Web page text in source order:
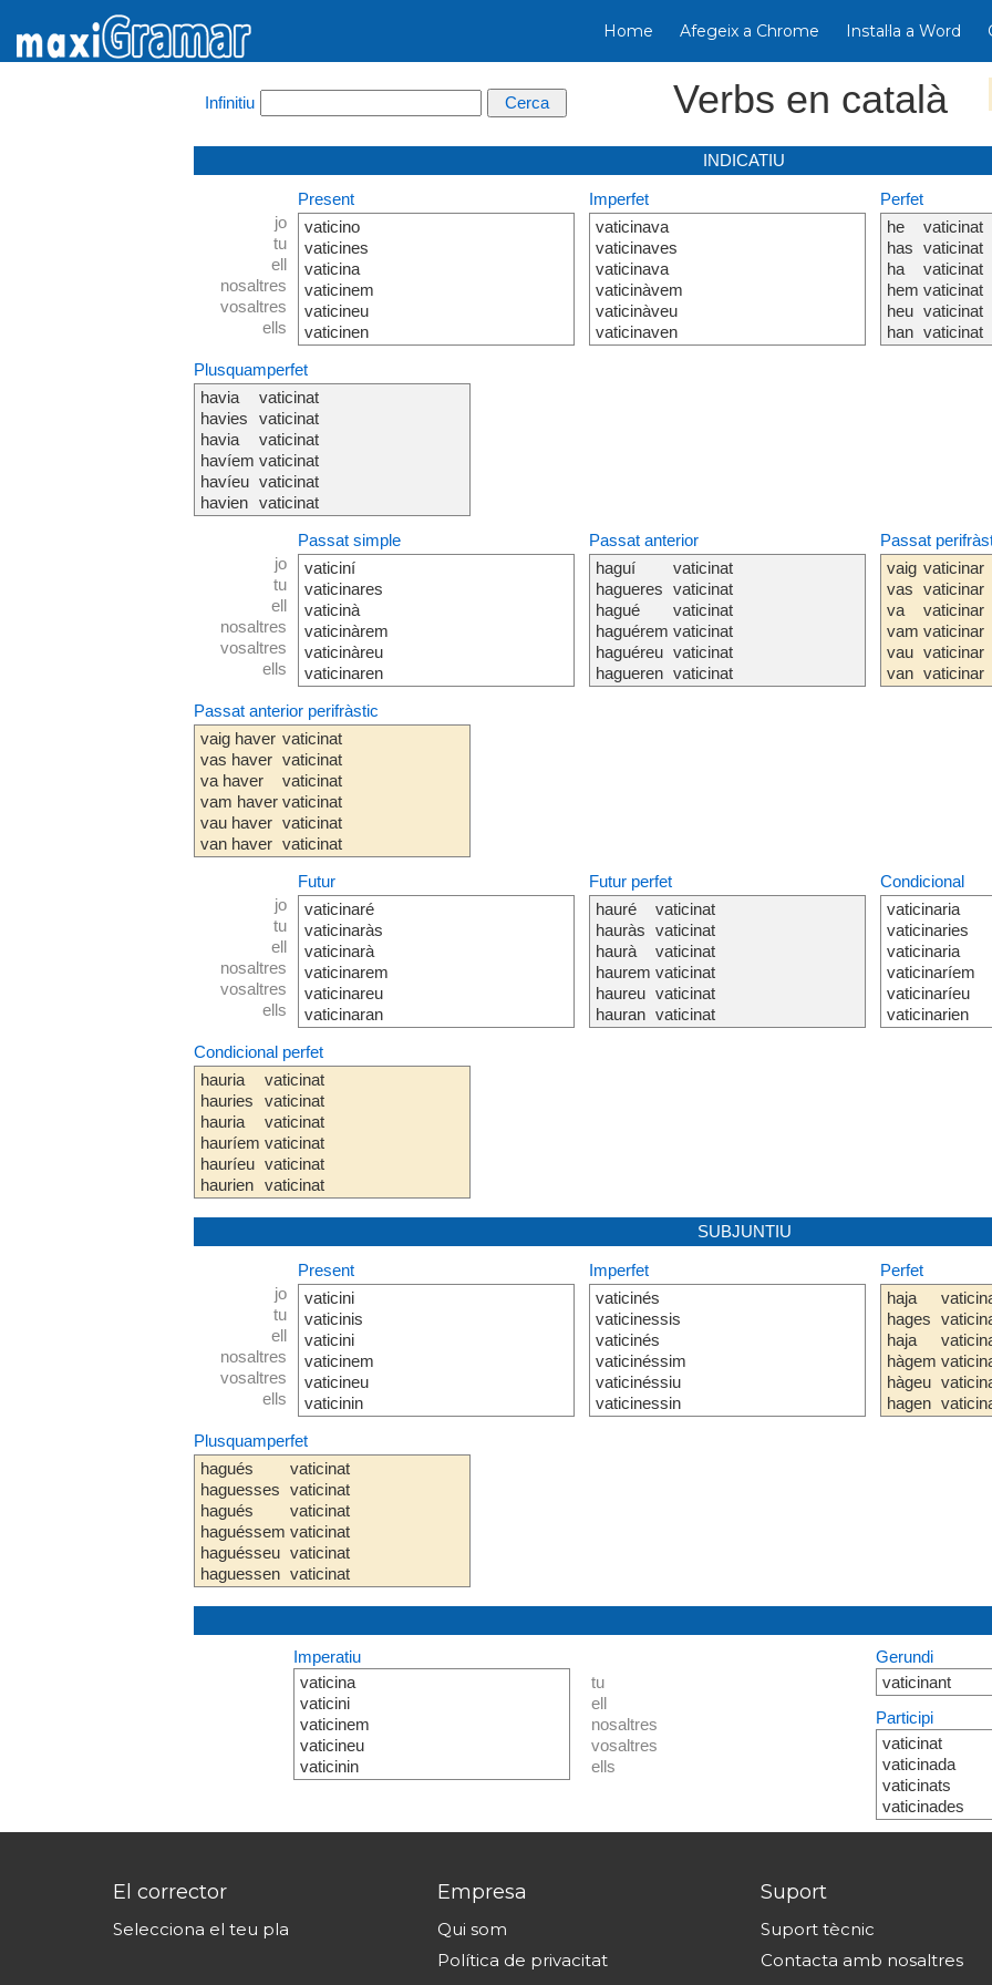
Home Afegeix a Chrome Instal·la a Word
Infinitiu Verbs en català
INDICATIU
jo
tu
ell
nosaltres
vosaltres
ells
Present
vaticino
vaticines
vaticina
vaticinem
vaticineu
vaticinen
Imperfet
vaticinava
vaticinaves
vaticinava
vaticinàvem
vaticinàveu
vaticinaven
Perfet
he
has
ha
hem
heu
han
vaticinat
vaticinat
vaticinat
vaticinat
vaticinat
vaticinat
Plusquamperfet
havia
havies
havia
havíem
havíeu
havien
vaticinat
vaticinat
vaticinat
vaticinat
vaticinat
vaticinat
jo
tu
ell
nosaltres
vosaltres
ells
Passat simple
vaticiní
vaticinares
vaticinà
vaticinàrem
vaticinàreu
vaticinaren
Passat anterior
haguí
hagueres
hagué
haguérem
haguéreu
hagueren
vaticinat
vaticinat
vaticinat
vaticinat
vaticinat
vaticinat
Passat
vaig
vas
va
vam
vau
van
vaticinar
vaticinar
vaticinar
vaticinar
vaticinar
vaticinar
Passat anterior perifràstic
vaig haver
vas haver
va haver
vam haver
vau haver
van haver
vaticinat
vaticinat
vaticinat
vaticinat
vaticinat
vaticinat
jo
tu
ell
nosaltres
vosaltres
ells
Futur
vaticinaré
vaticinaràs
vaticinarà
vaticinarem
vaticinareu
vaticinaran
Futur perfet
hauré
hauràs
haurà
haurem
haureu
hauran
vaticinat
vaticinat
vaticinat
vaticinat
vaticinat
vaticinat
Condicional
vaticinaria
vaticinaries
vaticinaria
vaticinaríem
vaticinaríeu
vaticinarien
Condicional perfet
hauria
hauries
hauria
hauríem
hauríeu
haurien
vaticinat
vaticinat
vaticinat
vaticinat
vaticinat
vaticinat
SUBJUNTIU
jo
tu
ell
nosaltres
vosaltres
ells
Present
vaticini
vaticinis
vaticini
vaticinem
vaticineu
vaticinin
Imperfet
vaticinés
vaticinessis
vaticinés
vaticinéssim
vaticinéssiu
vaticinessin
Perfet
haja
hages
haja
hàgem
hàgeu
hagen
Plusquamperfet
hagués
haguesses
hagués
haguéssem
haguésseu
haguessen
vaticinat
vaticinat
vaticinat
vaticinat
vaticinat
vaticinat
Imperatiu
vaticina
vaticini
vaticinem
vaticineu
vaticinin
tu
ell
nosaltres
vosaltres
ells
Gerundi
vaticinant
Participi
vaticinat
vaticinada
vaticinats
vaticinades
El corrector
Selecciona el teu pla
Empresa
Qui som
Política de privacitat
Suport
Suport tècnic
Contacta amb nosaltres